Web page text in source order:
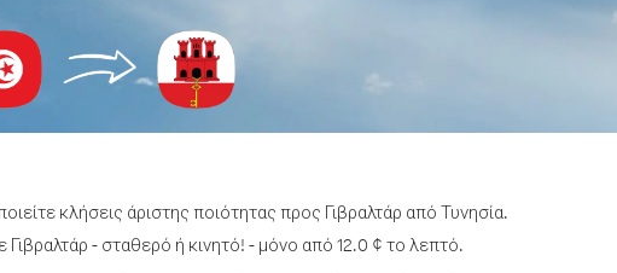
κλήσεις άριστης ποιότητας προς Γιβραλτάρ από Τυνησία.
- σταθερό ή κινητό! - μόνο από 12.0 ¢ το λεπτό.